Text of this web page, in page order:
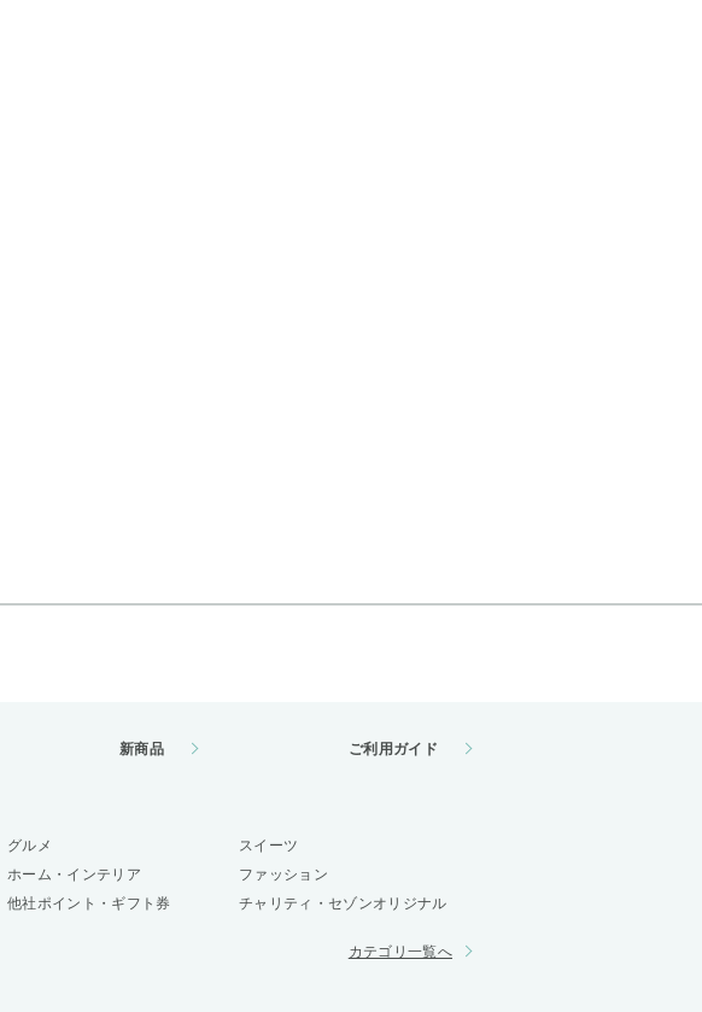
新商品 ご利用ガイド
グルメ
スイーツ
ホーム・インテリア
ファッション
他社ポイント・ギフト券 チャリティ・セゾンオリジナル
カテゴリ一覧へ